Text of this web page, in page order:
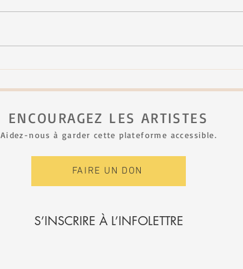
FJNH - seconde édition
ENCOURAGEZ LES ARTISTES
Aidez-nous à garder cette plateforme accessible.
FAIRE UN DON
S’INSCRIRE À L’INFOLETTRE